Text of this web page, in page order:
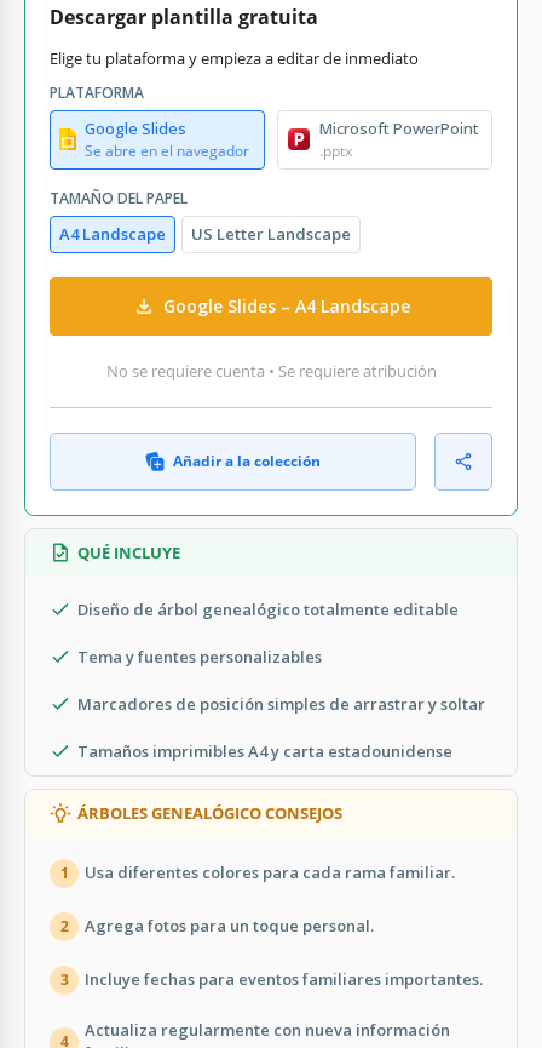
Descargar plantilla gratuita
Elige tu plataforma y empieza a editar de inmediato
PLATAFORMA
Google Slides
Se abre en el navegador
Microsoft PowerPoint
.pptx
TAMAÑO DEL PAPEL
A4 Landscape US Letter Landscape
Google Slides – A4 Landscape
No se requiere cuenta • Se requiere atribución
Añadir a la colección
QUÉ INCLUYE
Diseño de árbol genealógico totalmente editable
Tema y fuentes personalizables
Marcadores de posición simples de arrastrar y soltar
Tamaños imprimibles A4 y carta estadounidense
ÁRBOLES GENEALÓGICO CONSEJOS
1 Usa diferentes colores para cada rama familiar.
2 Agrega fotos para un toque personal.
3 Incluye fechas para eventos familiares importantes.
4
Actualiza regularmente con nueva información